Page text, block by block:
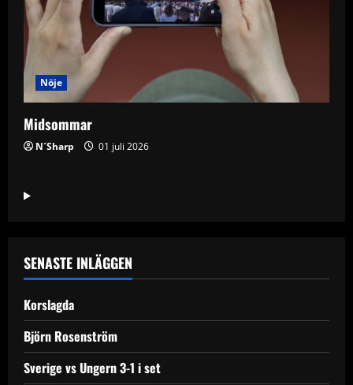
Nöje
Midsommar
N´Sharp 01 juli 2026
SENASTE INLÄGGEN
Korslagda
Björn Rosenström
Sverige vs Ungern 3-1 i set